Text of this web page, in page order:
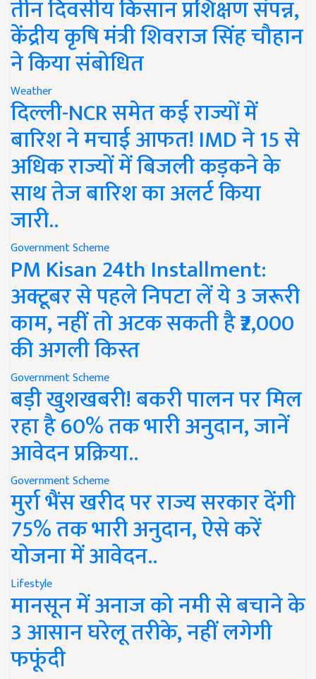
तीन दिवसीय किसान प्रशिक्षण संपन्न,
केंद्रीय कृषि मंत्री शिवराज सिंह चौहान
ने किया संबोधित
Weather
दिल्ली-NCR समेत कई राज्यों में
बारिश ने मचाई आफत! IMD ने 15 से
अधिक राज्यों में बिजली कड़कने के
साथ तेज बारिश का अलर्ट किया
जारी..
Government Scheme
PM Kisan 24th Installment:
अक्टूबर से पहले निपटा लें ये 3 जरूरी
काम, नहीं तो अटक सकती है ₹2,000
की अगली किस्त
Government Scheme
बड़ी खुशखबरी! बकरी पालन पर मिल
रहा है 60% तक भारी अनुदान, जानें
आवेदन प्रक्रिया..
Government Scheme
मुर्रा भैंस खरीद पर राज्य सरकार देंगी
75% तक भारी अनुदान, ऐसे करें
योजना में आवेदन..
Lifestyle
मानसून में अनाज को नमी से बचाने के
3 आसान घरेलू तरीके, नहीं लगेगी
फफूंदी